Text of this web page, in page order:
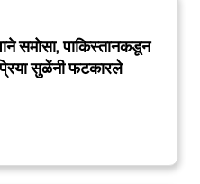
समोसा, पाकिस्तानकडून
सुळेंनी फटकारले